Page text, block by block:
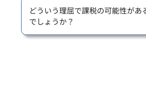
どういう理屈で課税の可能性があ
でしょうか？